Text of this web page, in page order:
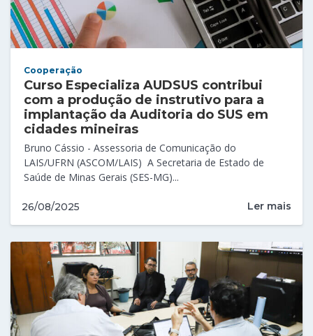
Cooperação
Curso Especializa AUDSUS contribui
com a produção de instrutivo para a
implantação da Auditoria do SUS em
cidades mineiras
Bruno Cássio - Assessoria de Comunicação do
LAIS/UFRN (ASCOM/LAIS) A Secretaria de Estado de
Saúde de Minas Gerais (SES-MG)...
26/08/2025 Ler mais